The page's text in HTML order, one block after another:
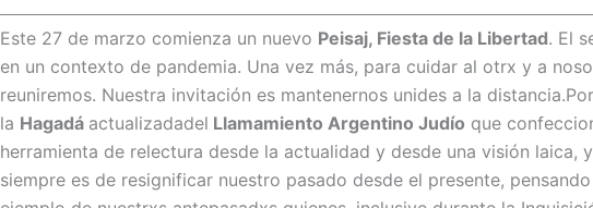
Este 27 de marzo comienza un nuevo Peisaj, Fiesta de la Libertad. El
en un contexto de pandemia. Una vez más, para cuidar al otrx y a
reuniremos. Nuestra invitación es mantenernos unides a la
la Hagadá actualizadadel Llamamiento Argentino Judío que
herramienta de relectura desde la actualidad y desde una visión laica,
siempre es de resignificar nuestro pasado desde el presente,